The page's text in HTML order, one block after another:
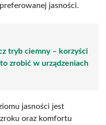
jasności.
tryb ciemny – korzyści
zrobić w urządzeniach
jasności jest
oraz komfortu